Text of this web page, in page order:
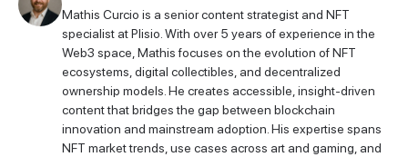
Mathis Curcio is a senior content strategist and NFT
specialist at Plisio. With over 5 years of experience in the
Web3 space, Mathis focuses on the evolution of NFT
ecosystems, digital collectibles, and decentralized
ownership models. He creates accessible, insight-driven
content that bridges the gap between blockchain
innovation and mainstream adoption. His expertise spans
NFT market trends, use cases across art and gaming, and